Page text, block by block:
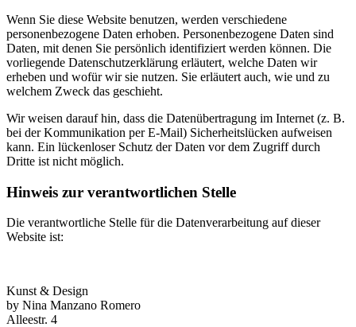
Wenn Sie diese Website benutzen, werden verschiedene
personenbezogene Daten erhoben. Personenbezogene Daten sind
Daten, mit denen Sie persönlich identifiziert werden können. Die
vorliegende Datenschutzerklärung erläutert, welche Daten wir
erheben und wofür wir sie nutzen. Sie erläutert auch, wie und zu
welchem Zweck das geschieht.
Wir weisen darauf hin, dass die Datenübertragung im Internet (z. B.
bei der Kommunikation per E-Mail) Sicherheitslücken aufweisen
kann. Ein lückenloser Schutz der Daten vor dem Zugriff durch
Dritte ist nicht möglich.
Hinweis zur verantwortlichen Stelle
Die verantwortliche Stelle für die Datenverarbeitung auf dieser
Website ist:
Kunst & Design
by Nina Manzano Romero
Alleestr. 4